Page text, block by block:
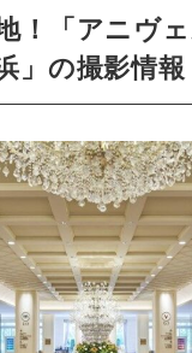
！「アニヴ
」の撮影情報